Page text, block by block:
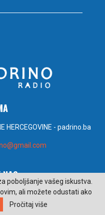
HERCEGOVINE - padrino.ba
poboljšanje vašeg iskustva.
ali možete odustati ako
Pročitaj više